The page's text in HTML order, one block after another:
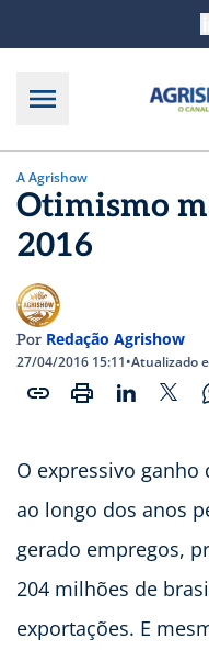
A Agrishow
Otimismo
2016
Por Redação Agrishow
27/04/2016 15:11•Atualizado
O expressivo
ao longo dos anos
gerado empregos,
204 milhões de
exportações. E